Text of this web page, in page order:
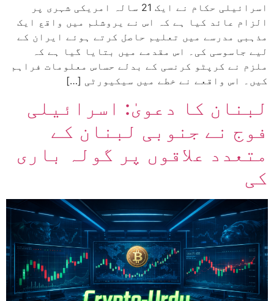
اسرائیلی حکام نے ایک 21 سالہ امریکی شہری پر
الزام عائد کیا ہے کہ اس نے یروشلم میں واقع ایک
مذہبی مدرسے میں تعلیم حاصل کرتے ہوئے ایران کے
لیے جاسوسی کی۔ اس مقدمے میں بتایا گیا ہے کہ
ملزم نے کرپٹو کرنسی کے بدلے حساس معلومات فراہم
کیں۔ اس واقعے نے خطے میں سیکیورٹی […]
لبنان کا دعویٰ: اسرائیلی
فوج نے جنوبی لبنان کے
متعدد علاقوں پر گولہ باری
کی